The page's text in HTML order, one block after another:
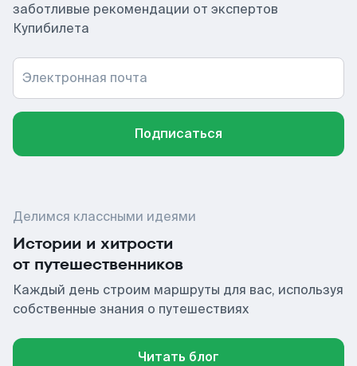
заботливые рекомендации от экспертов
Купибилета
Электронная почта
Подписаться
Делимся классными идеями
Истории и хитрости
от путешественников
Каждый день строим маршруты для вас, используя
собственные знания о путешествиях
Читать блог